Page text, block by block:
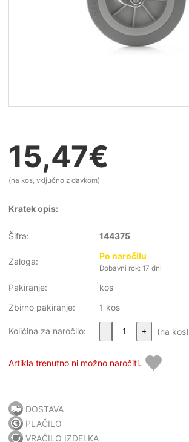
15,47€
(na kos, vključno z davkom)
Kratek opis:
Šifra: 144375
Zaloga:
Po naročilu
Dobavni rok: 17 dni
Pakiranje:
kos
Zbirno pakiranje:
1 kos
Količina za naročilo: - + (na kos)
Artikla trenutno ni možno naročiti.
DOSTAVA
PLAČILO
VRAČILO IZDELKA